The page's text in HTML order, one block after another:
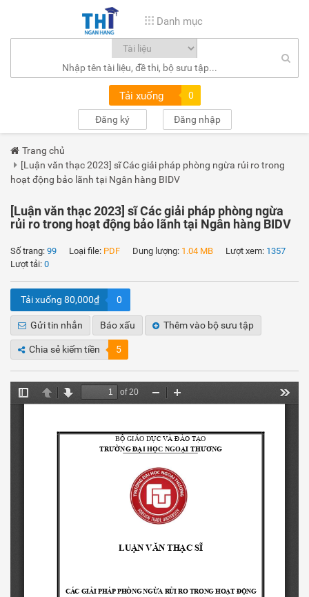
Danh mục
Tải xuống 0
Đăng ký Đăng nhập
Trang chủ
[Luận văn thạc 2023] sĩ Các giải pháp phòng ngừa rủi ro trong
hoạt động bảo lãnh tại Ngân hàng BIDV
[Luận văn thạc 2023] sĩ Các giải pháp phòng ngừa
rủi ro trong hoạt động bảo lãnh tại Ngân hàng BIDV
Số trang: 99 Loại file: PDF Dung lượng: 1.04 MB Lượt xem: 1357
Lượt tải: 0
Tải xuống 80,000₫ 0
Gửi tin nhắn Báo xấu Thêm vào bộ sưu tập
Chia sẻ kiếm tiền 5